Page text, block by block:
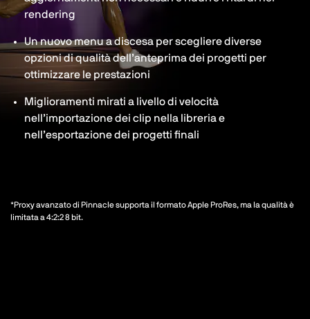
rendering
Un nuovo menu a discesa per scegliere diverse
opzioni di qualità dell’anteprima dei progetti per
ottimizzare le prestazioni
Miglioramenti mirati a livello di velocità
nell’importazione dei clip nella libreria e
nell’esportazione dei progetti finali
*Proxy avanzato di Pinnacle supporta il formato Apple ProRes, ma la qualità è
limitata a 4:2:2 8 bit.